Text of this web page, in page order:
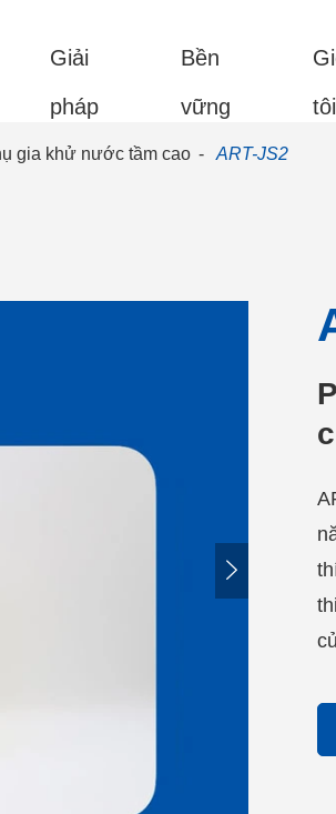
Giải
pháp
Bền
vững
tôi
gia khử nước tầm cao ART-JS2
